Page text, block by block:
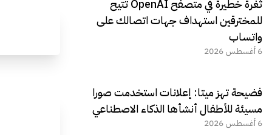
ثغرة خطيرة في متصفح OpenAI تتيح
للمخترقين استهداف جهات اتصالك على
واتساب
6 أغسطس 2026
فضيحة تهز ميتا: إعلانات استخدمت صورا
مسيئة للأطفال أنشأها الذكاء الاصطناعي
6 أغسطس 2026